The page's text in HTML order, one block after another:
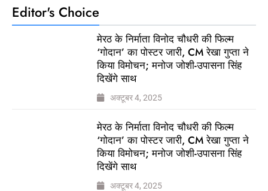
Editor's Choice
मेरठ के निर्माता विनोद चौधरी की फिल्म
‘गोदान’ का पोस्टर जारी, CM रेखा गुप्ता ने
किया विमोचन; मनोज जोशी-उपासना सिंह
दिखेंगे साथ
अक्टूबर 4, 2025
मेरठ के निर्माता विनोद चौधरी की फिल्म
‘गोदान’ का पोस्टर जारी, CM रेखा गुप्ता ने
किया विमोचन; मनोज जोशी-उपासना सिंह
दिखेंगे साथ
अक्टूबर 4, 2025